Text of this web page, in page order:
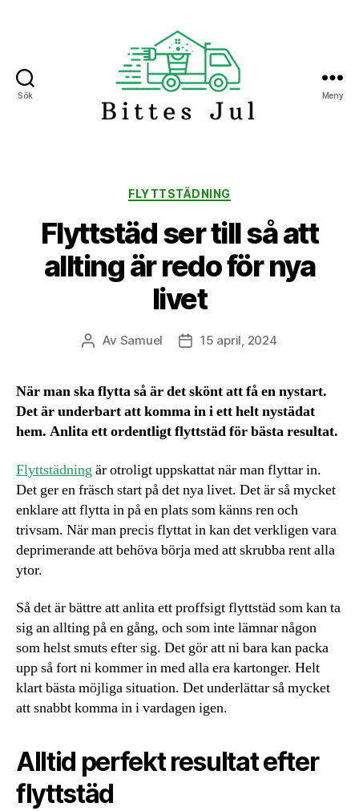
Sök Meny
Kategorier
FLYTTSTÄDNING
Flyttstäd ser till så att
allting är redo för nya
livet
Inläggsförfattare
Av Samuel Inläggsdatum
15 april, 2024
När man ska flytta så är det skönt att få en nystart.
Det är underbart att komma in i ett helt nystädat
hem. Anlita ett ordentligt flyttstäd för bästa resultat.
Flyttstädningär otroligt uppskattat när man flyttar in.
Det ger en fräsch start på det nya livet. Det är så mycket
enklare att flytta in på en plats som känns ren och
trivsam. När man precis flyttat in kan det verkligen vara
deprimerande att behöva börja med att skrubba rent alla
ytor.
Så det är bättre att anlita ett proffsigt flyttstäd som kan ta
sig an allting på en gång, och som inte lämnar någon
som helst smuts efter sig. Det gör att ni bara kan packa
upp så fort ni kommer in med alla era kartonger. Helt
klart bästa möjliga situation. Det underlättar så mycket
att snabbt komma in i vardagen igen.
Alltid perfekt resultat efter
flyttstäd